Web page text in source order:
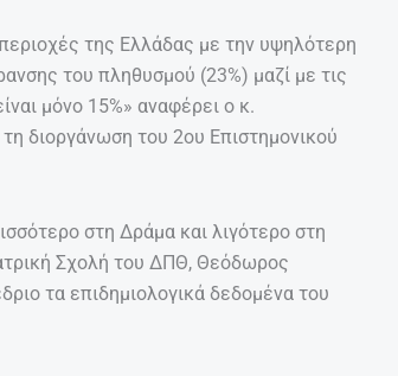
της Ελλάδας με την υψηλότερη
του πληθυσμού (23%) μαζί με τις
μόνο 15%» αναφέρει ο κ.
διοργάνωση του 2ου Επιστημονικού
στη Δράμα και λιγότερο στη
Σχολή του ΔΠΘ, Θεόδωρος
τα επιδημιολογικά δεδομένα του